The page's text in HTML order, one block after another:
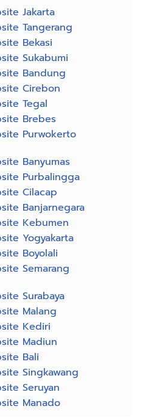
Jakarta
Tangerang
Bekasi
Sukabumi
Bandung
Cirebon
Tegal
Brebes
Purwokerto
Banyumas
Purbalingga
Cilacap
Banjarnegara
Kebumen
Yogyakarta
Boyolali
Semarang
Surabaya
Malang
Kediri
Madiun
Bali
Singkawang
Seruyan
Manado